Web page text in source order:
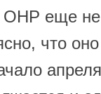
ОНР еще не
что